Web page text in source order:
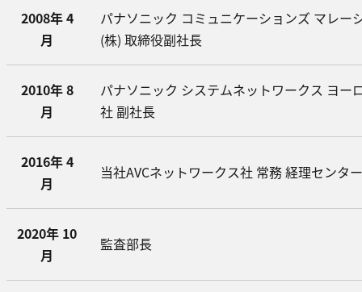
2008年 4
月
パナソニック コミュニケーションズ マレー
(株) 取締役副社長
2010年 8
月
パナソニック システムネットワークス ヨー
社 副社長
2016年 4
月
当社AVCネットワークス社 常務 経理センタ
2020年 10
月
監査部長